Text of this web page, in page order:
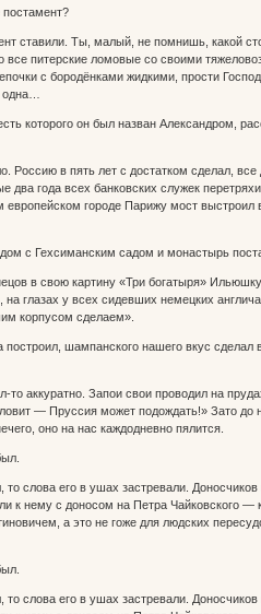
ставили. Ты, малый, не помнишь, какой
все питерские ломовые со своими
с бородёнками жидкими, прости
которого он был назван Александром,
в пять лет с достатком сделал,
два года всех банковских служек
городе Парижу мост
с Гехсиманским садом и монастырь
в свою картину «Три богатыря»
глазах у всех сидевших немецких
корпусом сделаем».
построил, шампанского нашего вкус
аккуратно. Запои свои проводил на
— Пруссия может подождать!» Зато
оно на нас каждодневно пялится.
слова его в ушах застревали.
нему с доносом на Петра Чайковского —
а это не гоже для людских
слова его в ушах застревали.